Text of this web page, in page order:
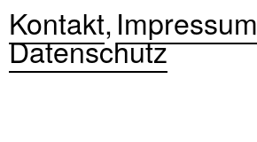
Kontakt Impressum
Datenschutz